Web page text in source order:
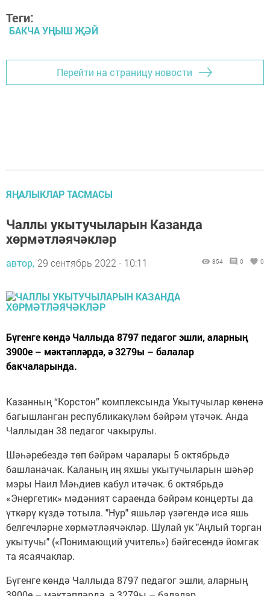
Теги:
БАКЧА УҢЫШ ҖӘЙ
Перейти на страницу новости
ЯҢАЛЫКЛАР ТАСМАСЫ
Чаллы укытучыларын Казанда
хөрмәтләячәкләр
автор, 29 сентябрь 2022 - 10:11 854 0 0
Бүгенге көндә Чаллыда 8797 педагог эшли, аларның
3900е – мәктәпләрдә, ә 3279ы – балалар
бакчаларында.
Казанның “Корстон” комплексында Укытучылар көненә
багышланган республикакүләм бәйрәм үтәчәк. Анда
Чаллыдан 38 педагог чакырулы.
Шәһәребездә төп бәйрәм чаралары 5 октябрьдә
башланачак. Каланың иң яхшы укытучыларын шәһәр
мэры Наил Мәһдиев кабул итәчәк. 6 октябрьдә
«Энергетик» мәдәният сараенда бәйрәм концерты да
үткәрү күздә тотыла. "Нур" яшьләр үзәгендә исә яшь
белгечләрне хөрмәтләячәкләр. Шулай ук "Аңлый торган
укытучы" («Понимающий учитель») бәйгесендә йомгак
та ясаячаклар.
Бүгенге көндә Чаллыда 8797 педагог эшли, аларның